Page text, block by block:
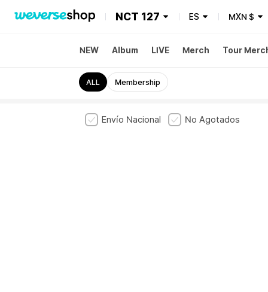
NCT 127 ES MXN $
NEW Album LIVE Merch Tour
ALL Membership
Envío Nacional No Agotados